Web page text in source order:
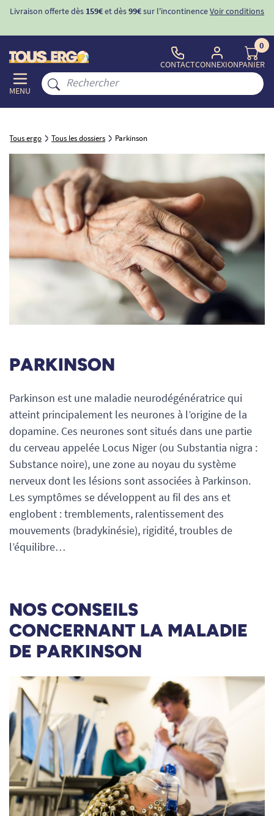
Livraison offerte dès 159€et dès99€sur l'incontinenceVoir conditions
MENU
CONTACTCONNEXION
0
PANIER
Tous ergo Tous les dossiers Parkinson
PARKINSON
Parkinson est une maladie neurodégénératrice qui
atteint principalement les neurones à l’origine de la
dopamine. Ces neurones sont situés dans une partie
du cerveau appelée Locus Niger (ou Substantia nigra :
Substance noire), une zone au noyau du système
nerveux dont les lésions sont associées à Parkinson.
Les symptômes se développent au fil des ans et
englobent : tremblements, ralentissement des
mouvements (bradykinésie), rigidité, troubles de
l’équilibre…
NOS CONSEILS
CONCERNANT LA MALADIE
DE PARKINSON